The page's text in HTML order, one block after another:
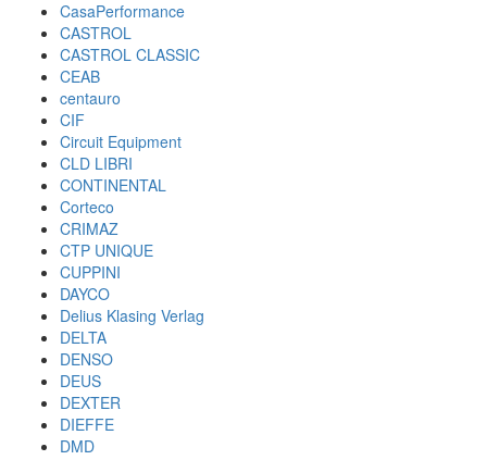
CasaPerformance
CASTROL
CASTROL CLASSIC
CEAB
centauro
CIF
Circuit Equipment
CLD LIBRI
CONTINENTAL
Corteco
CRIMAZ
CTP UNIQUE
CUPPINI
DAYCO
Delius Klasing Verlag
DELTA
DENSO
DEUS
DEXTER
DIEFFE
DMD